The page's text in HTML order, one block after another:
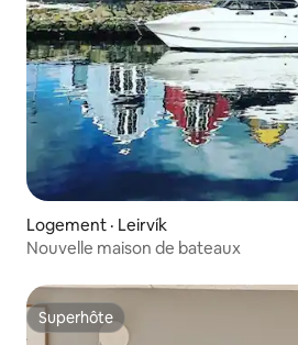
Logement · Leirvík
Nouvelle maison de bateaux
Superhôte
Superhôte